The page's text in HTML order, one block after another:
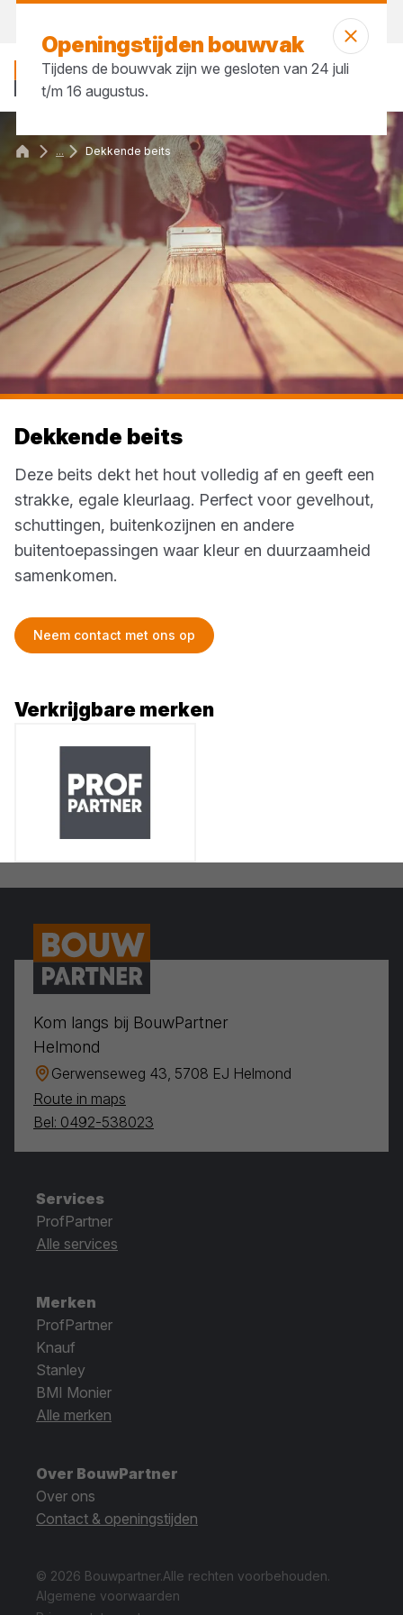
... Dekkende beits
Dekkende beits
Deze beits dekt het hout volledig af en geeft een
strakke, egale kleurlaag. Perfect voor gevelhout,
schuttingen, buitenkozijnen en andere
buitentoepassingen waar kleur en duurzaamheid
samenkomen.
Neem contact met ons op
Verkrijgbare merken
Openingstijden bouwvak
Tijdens de bouwvak zijn we gesloten van 24 juli
t/m 16 augustus.
Kom langs bij BouwPartner
Helmond
Gerwenseweg 43, 5708 EJ Helmond
Route in maps
Bel: 0492-538023
Services
ProfPartner
Alle services
Merken
ProfPartner
Knauf
Stanley
BMI Monier
Alle merken
Over BouwPartner
Over ons
Contact & openingstijden
© 2026 Bouwpartner.Alle rechten voorbehouden.
Algemene voorwaarden